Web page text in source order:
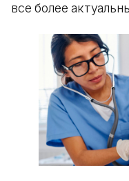
все более